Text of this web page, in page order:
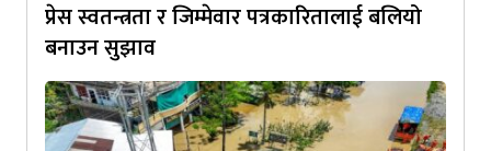
प्रेस स्वतन्त्रता र जिम्मेवार पत्रकारितालाई बलियो
बनाउन सुझाव